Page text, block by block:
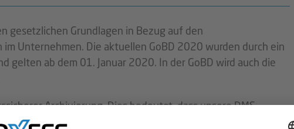
gesetzlichen Grundlagen in Bezug auf den
Unternehmen. Die aktuellen GoBD 2020 wurden durch ein
gelten ab dem 01. Januar 2020. In der GoBD wird auch die
Archivierung. Dies bedeutet, dass unsere DMS-
GoBD entsprechen. Die GoBD-Konformität unserer